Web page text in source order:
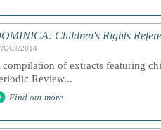
Children's Rights
OCT/2014
compilation of extracts featuring
Review...
Find out more